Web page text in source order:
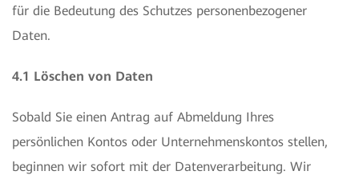
für die Bedeutung des Schutzes personenbezogener
Daten.
4.1 Löschen von Daten
Sobald Sie einen Antrag auf Abmeldung Ihres
persönlichen Kontos oder Unternehmenskontos stellen,
beginnen wir sofort mit der Datenverarbeitung. Wir